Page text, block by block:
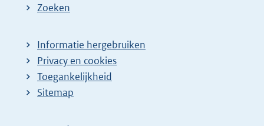
Zoeken
Informatie hergebruiken
Privacy en cookies
Toegankelijkheid
Sitemap